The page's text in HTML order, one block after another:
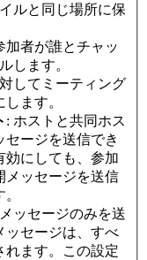
ルと同じ場所に保
加者が誰とチャッ
します。
してミーティング
ます。
: ホストと共同ホス
セージを送信でき
効にしても、参加
メッセージを送信
ッセージのみを送
ッセージは、すべ
れます。この設定